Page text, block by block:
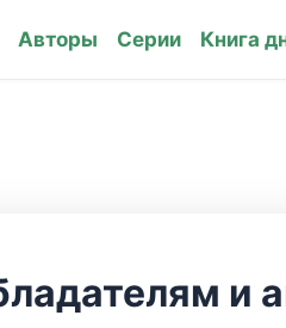
Авторы Серии Книга
и